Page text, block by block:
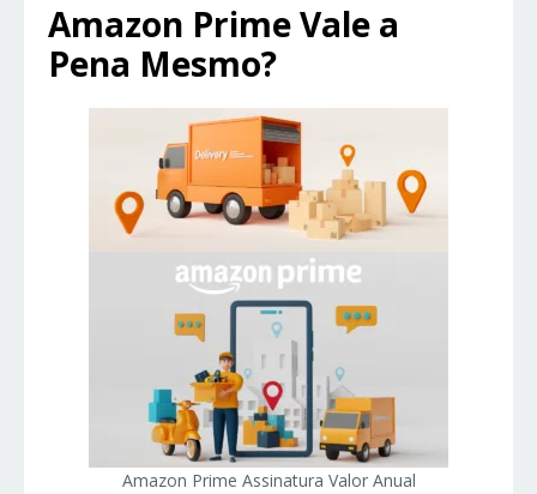
Amazon Prime Vale a
Pena Mesmo?
Amazon Prime Assinatura Valor Anual